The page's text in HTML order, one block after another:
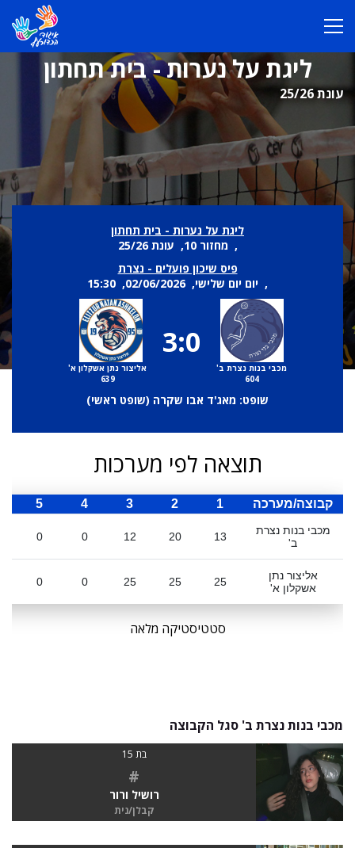
ליגת על נערות - בית תחתון
עונת 25/26
ליגת על נערות - בית תחתון
, מחזור 10, עונת 25/26
פיס שיכון פועלים - נצרת
, יום יום שלישי, 02/06/2026, 15:30
מכבי בנות נצרת ב'
604
3:0
אליצור נתן אשקלון א'
639
שופט: מאג'ד אבו שקרה (שופט ראשי)
תוצאה לפי מערכות
קבוצה/מערכה 1
2
3
4
5
מכבי בנות נצרת
ב'
13
20
12
0
0
אליצור נתן
אשקלון א'
25
25
25
0
0
סטטיסטיקה מלאה
מכבי בנות נצרת ב' סגל הקבוצה
בת 15
#
רושיל ורור
קבלן/נית